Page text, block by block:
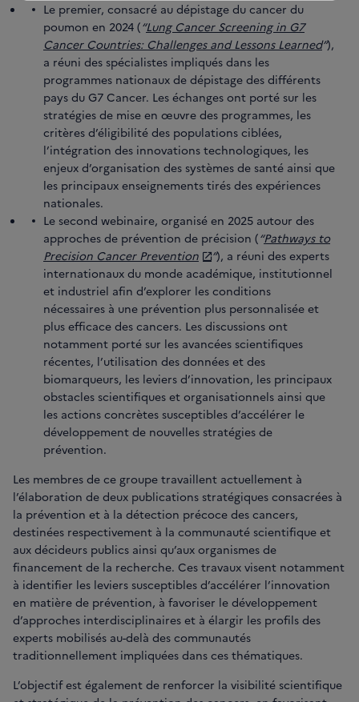
Le premier, consacré au dépistage du cancer du
poumon en 2024 (“Lung Cancer Screening in G7
Cancer Countries: Challenges and Lessons Learned”),
a réuni des spécialistes impliqués dans les
programmes nationaux de dépistage des différents
pays du G7 Cancer. Les échanges ont porté sur les
stratégies de mise en œuvre des programmes, les
critères d’éligibilité des populations ciblées,
l’intégration des innovations technologiques, les
enjeux d’organisation des systèmes de santé ainsi que
les principaux enseignements tirés des expériences
nationales.
Le second webinaire, organisé en 2025 autour des
approches de prévention de précision (“Pathways to
Precision Cancer Prevention
”), a réuni des experts
internationaux du monde académique, institutionnel
et industriel afin d’explorer les conditions
nécessaires à une prévention plus personnalisée et
plus efficace des cancers. Les discussions ont
notamment porté sur les avancées scientifiques
récentes, l’utilisation des données et des
biomarqueurs, les leviers d’innovation, les principaux
obstacles scientifiques et organisationnels ainsi que
les actions concrètes susceptibles d’accélérer le
développement de nouvelles stratégies de
prévention.
Les membres de ce groupe travaillent actuellement à
l’élaboration de deux publications stratégiques consacrées à
la prévention et à la détection précoce des cancers,
destinées respectivement à la communauté scientifique et
aux décideurs publics ainsi qu’aux organismes de
financement de la recherche. Ces travaux visent notamment
à identifier les leviers susceptibles d’accélérer l’innovation
en matière de prévention, à favoriser le développement
d’approches interdisciplinaires et à élargir les profils des
experts mobilisés au-delà des communautés
traditionnellement impliquées dans ces thématiques.
L’objectif est également de renforcer la visibilité scientifique